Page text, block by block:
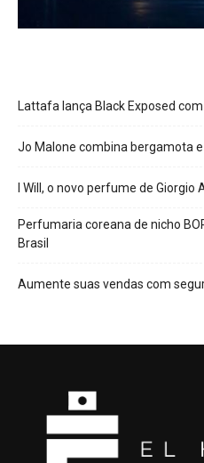
Lattafa lança Black Exposed
Jo Malone combina bergamota
I Will, o novo perfume de Giorgio
Perfumaria coreana de nicho
Brasil
Aumente suas vendas com